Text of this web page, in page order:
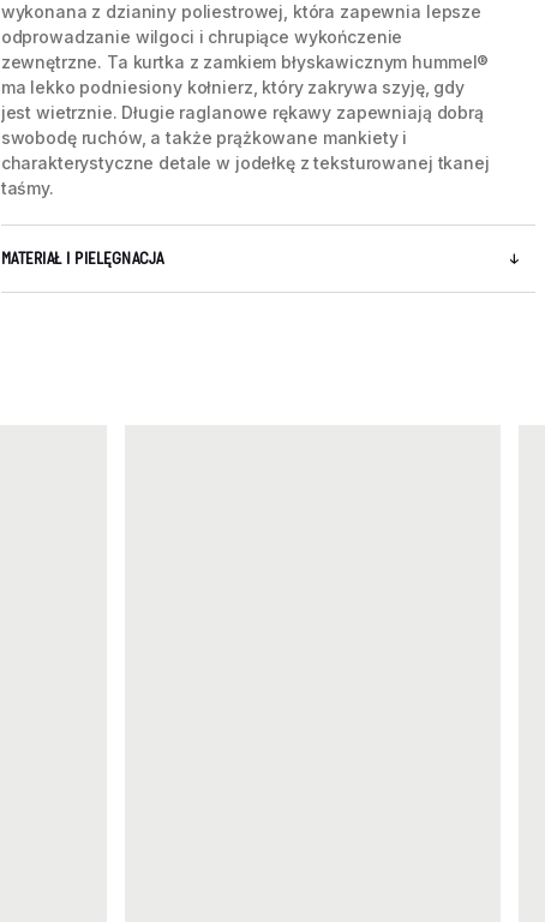
wykonana z dzianiny poliestrowej, która zapewnia lepsze
odprowadzanie wilgoci i chrupiące wykończenie
zewnętrzne. Ta kurtka z zamkiem błyskawicznym hummel®
ma lekko podniesiony kołnierz, który zakrywa szyję, gdy
jest wietrznie. Długie raglanowe rękawy zapewniają dobrą
swobodę ruchów, a także prążkowane mankiety i
charakterystyczne detale w jodełkę z teksturowanej tkanej
taśmy.
MATERIAŁ I PIELĘGNACJA